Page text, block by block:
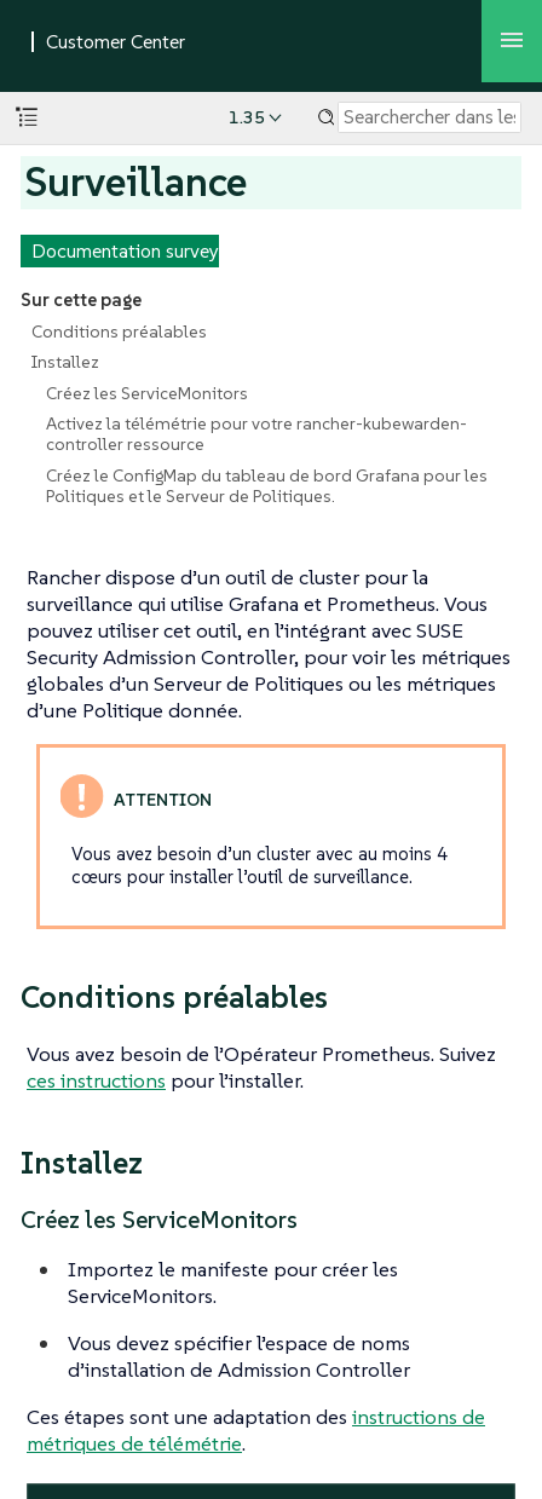
1.35
Surveillance
Documentation survey
Sur cette page
Conditions préalables
Installez
Créez les ServiceMonitors
Activez la télémétrie pour votre rancher-kubewarden-
controller ressource
Créez le ConfigMap du tableau de bord Grafana pour les
Politiques et le Serveur de Politiques.
Rancher dispose d’un outil de cluster pour la
surveillance qui utilise Grafana et Prometheus. Vous
pouvez utiliser cet outil, en l’intégrant avec SUSE
Security Admission Controller, pour voir les métriques
globales d’un Serveur de Politiques ou les métriques
d’une Politique donnée.
Vous avez besoin d’un cluster avec au moins 4
cœurs pour installer l’outil de surveillance.
Conditions préalables
Vous avez besoin de l’Opérateur Prometheus. Suivez
ces instructions pour l’installer.
Installez
Créez les ServiceMonitors
Importez le manifeste pour créer les
ServiceMonitors.
Vous devez spécifier l’espace de noms
d’installation de Admission Controller
Ces étapes sont une adaptation des instructions de
métriques de télémétrie.